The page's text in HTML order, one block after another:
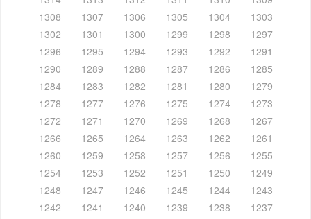
1308
1307 1306 1305 1304
1303
1302
1301 1300 1299 1298
1297
1296
1295 1294 1293 1292
1291
1290
1289 1288 1287 1286
1285
1284
1283 1282 1281 1280
1279
1278
1277 1276 1275 1274
1273
1272
1271 1270 1269 1268
1267
1266
1265 1264 1263 1262
1261
1260
1259 1258 1257 1256
1255
1254
1253 1252 1251 1250
1249
1248
1247 1246 1245 1244
1243
1242
1241 1240 1239 1238
1237